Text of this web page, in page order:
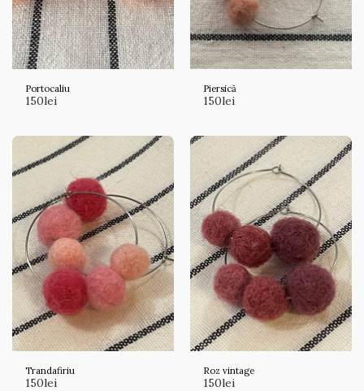
Portocaliu
150lei
Piersică
150lei
Trandafiriu
150lei
Roz vintage
150lei